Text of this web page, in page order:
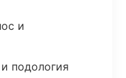
и
подология